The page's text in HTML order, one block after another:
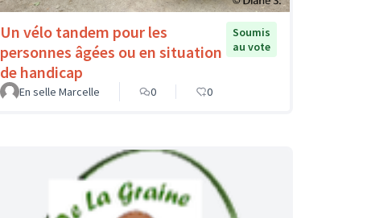
Un vélo tandem pour les
personnes âgées ou en situation
de handicap
Soumis
au vote
En selle Marcelle 0 0